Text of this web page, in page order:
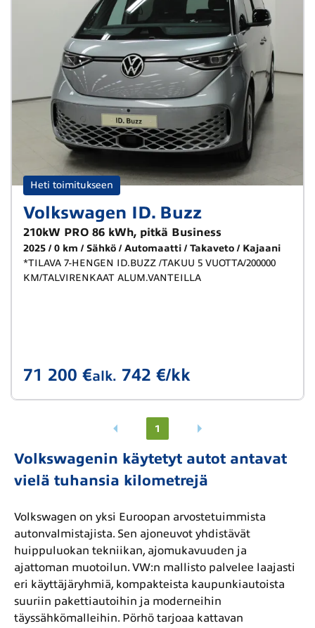
Heti toimitukseen
Volkswagen ID. Buzz
210kW PRO 86 kWh, pitkä Business
2025 0 km Sähkö Automaatti Takaveto
Kajaani
*TILAVA 7-HENGEN ID.BUZZ /TAKUU 5 VUOTTA/200000
KM/TALVIRENKAAT ALUM.VANTEILLA
71 200 €alk. 742 €/kk
1
Volkswagenin käytetyt autot antavat
vielä tuhansia kilometrejä
Volkswagen on yksi Euroopan arvostetuimmista
autonvalmistajista. Sen ajoneuvot yhdistävät
huippuluokan tekniikan, ajomukavuuden ja
ajattoman muotoilun. VW:n mallisto palvelee laajasti
eri käyttäjäryhmiä, kompakteista kaupunkiautoista
suuriin pakettiautoihin ja moderneihin
täyssähkömalleihin. Pörhö tarjoaa kattavan